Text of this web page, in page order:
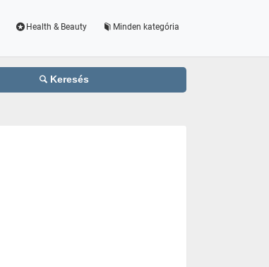
Health & Beauty Minden kategória
Keresés